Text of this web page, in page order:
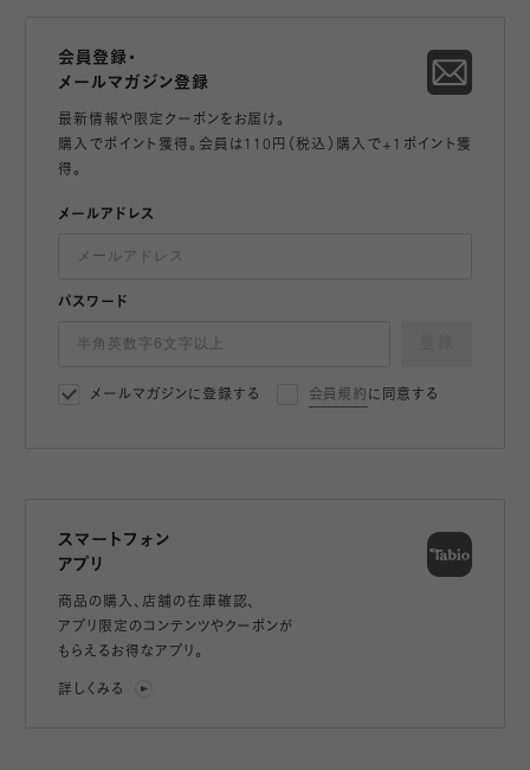
会員登録・
メールマガジン登録
最新情報や限定クーポンをお届け。
購入でポイント獲得。会員は110円（税込）購入で+1ポイント獲
得。
メールアドレス
パスワード
メールマガジンに登録する 会員規約 に同意する
スマートフォン
アプリ
商品の購入、店舗の在庫確認、
アプリ限定のコンテンツやクーポンが
もらえるお得なアプリ。
詳しくみる